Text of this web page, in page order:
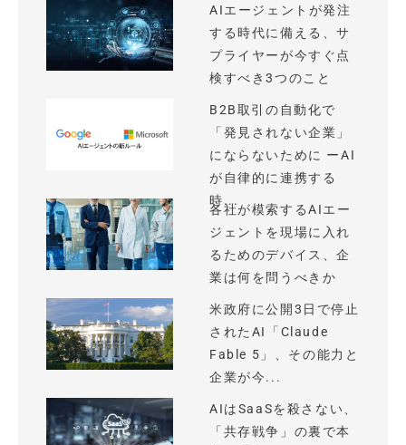
AIエージェントが発注
する時代に備える、サ
プライヤーが今すぐ点
検すべき3つのこと
B2B取引の自動化で
「発見されない企業」
にならないために ーAI
が自律的に連携する
時...
各社が模索するAIエー
ジェントを現場に入れ
るためのデバイス、企
業は何を問うべきか
米政府に公開3日で停止
されたAI「Claude
Fable 5」、その能力と
企業が今...
AIはSaaSを殺さない、
「共存戦争」の裏で本